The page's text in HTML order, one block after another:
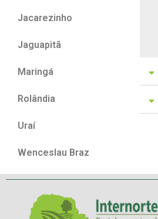
Jacarezinho
Jaguapitã
Maringá
Rolândia
Uraí
Wenceslau Braz